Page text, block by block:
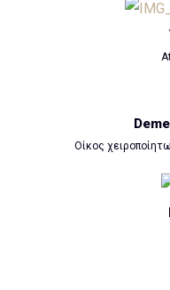
Οίκος